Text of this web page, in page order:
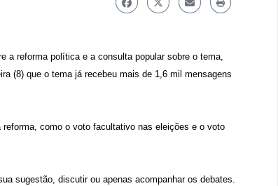
a reforma política e a consulta popular sobre o tema,
(8) que o tema já recebeu mais de 1,6 mil mensagens
como o voto facultativo nas eleições e o voto
sugestão, discutir ou apenas acompanhar os debates.